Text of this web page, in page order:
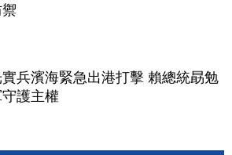
兵濱海緊急出港打擊 賴總統勗勉
守護主權